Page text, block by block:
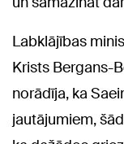
Labklājības
Krists Bergans-
norādīja, ka
jautājumiem,